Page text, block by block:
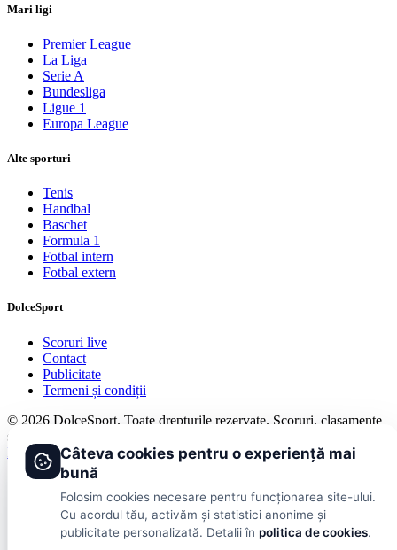
Mari ligi
Premier League
La Liga
Serie A
Bundesliga
Ligue 1
Europa League
Alte sporturi
Tenis
Handbal
Baschet
Formula 1
Fotbal intern
Fotbal extern
DolceSport
Scoruri live
Contact
Publicitate
Termeni și condiții
© 2026 DolceSport. Toate drepturile rezervate. Scoruri, clasamente
și analize din toate competițiile
Fotbal intern Fotbal extern Scoruri live
Câteva cookies pentru o experiență mai
bună
Folosim cookies necesare pentru funcționarea site-ului.
Cu acordul tău, activăm și statistici anonime și
publicitate personalizată. Detalii în politica de cookies.